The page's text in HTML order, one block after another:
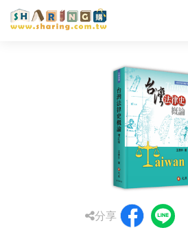
分享